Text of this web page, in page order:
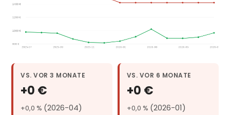
VS. VOR 3 MONATE
+0 €
+0,0 % (2026-04)
VS. VOR 6 MONATE
+0 €
+0,0 % (2026-01)